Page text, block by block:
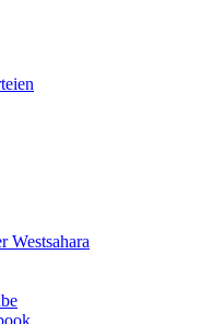
Westsahara